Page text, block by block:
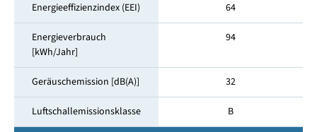
Energieeffizienzindex (EEI) 64
Energieverbrauch
[kWh/Jahr]
94
Geräuschemission [dB(A)] 32
Luftschallemissionsklasse B